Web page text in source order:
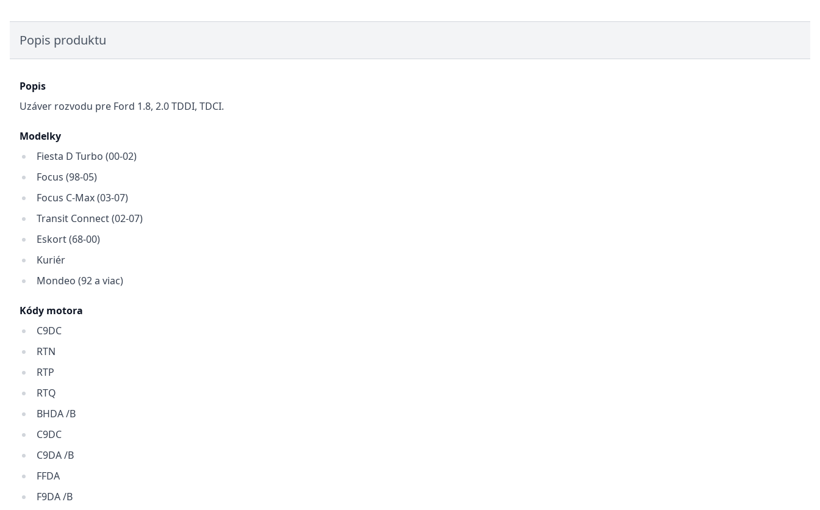
Popis produktu
Popis
Uzáver rozvodu pre Ford 1.8, 2.0 TDDI, TDCI.
Modelky
Fiesta D Turbo (00-02)
Focus (98-05)
Focus C-Max (03-07)
Transit Connect (02-07)
Eskort (68-00)
Kuriér
Mondeo (92 a viac)
Kódy motora
C9DC
RTN
RTP
RTQ
BHDA /B
C9DC
C9DA /B
FFDA
F9DA /B